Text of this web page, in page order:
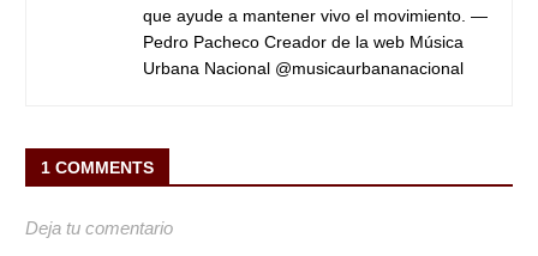
que ayude a mantener vivo el movimiento. —
Pedro Pacheco Creador de la web Música
Urbana Nacional @musicaurbananacional
1 COMMENTS
Deja tu comentario